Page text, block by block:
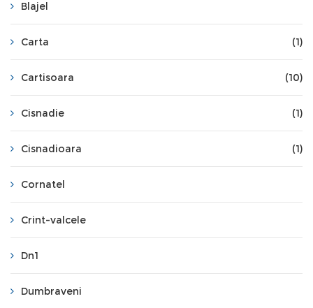
Blajel
Carta (1)
Cartisoara (10)
Cisnadie (1)
Cisnadioara (1)
Cornatel
Crint-valcele
Dn1
Dumbraveni